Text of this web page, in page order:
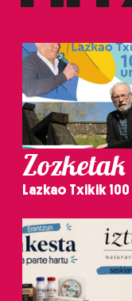
Zozketak
Lazkao Txikik